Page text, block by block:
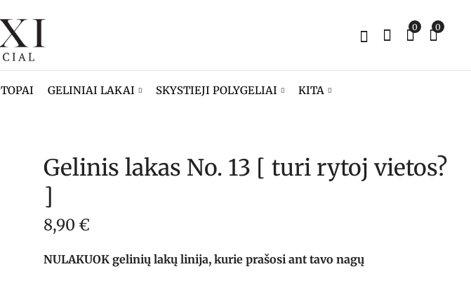
0 0
TOPAI GELINIAI LAKAI SKYSTIEJI POLYGELIAI KITA
Gelinis lakas No. 12
[ minkštas
Gelinis lakas No. 14
[ netvarkyk odelių
Gelinis lakas No. 13 [ turi rytoj vietos?
]
8,90 €
NULAKUOK gelinių lakų linija, kurie prašosi ant tavo nagų